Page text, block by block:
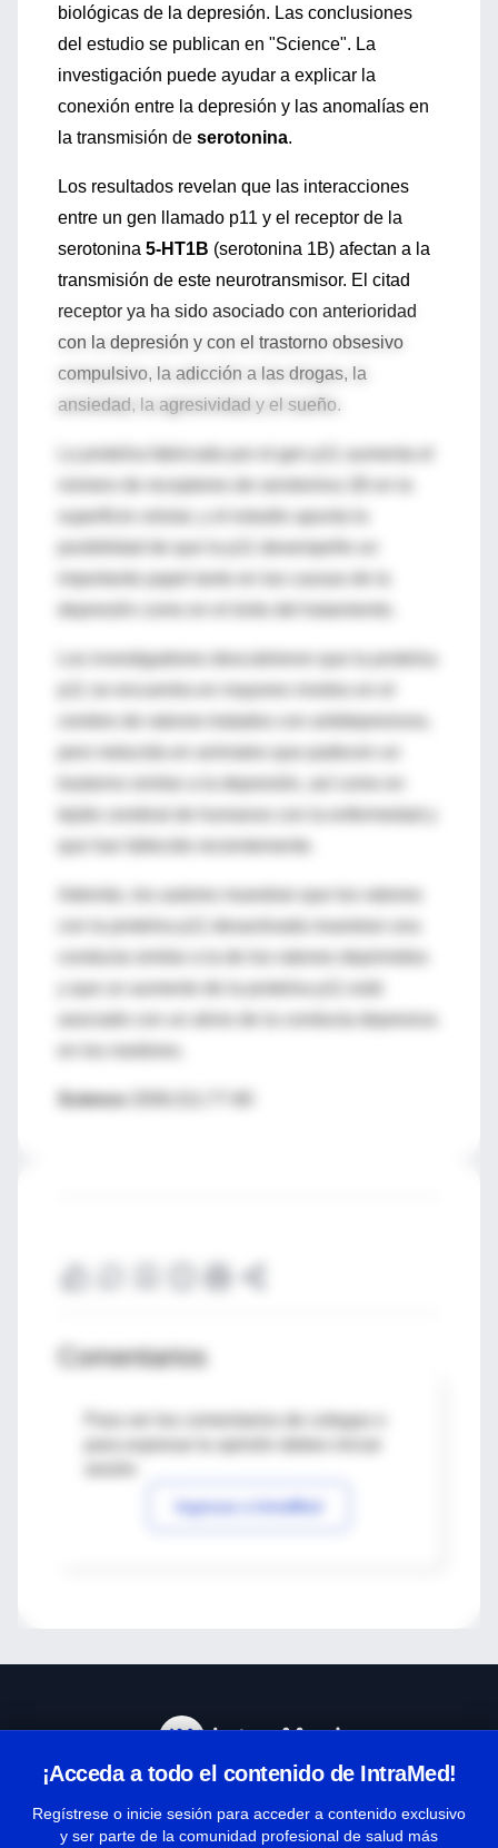
biológicas de la depresión. Las conclusiones
del estudio se publican en "Science". La
investigación puede ayudar a explicar la
conexión entre la depresión y las anomalías en
la transmisión de serotonina.
Los resultados revelan que las interacciones
entre un gen llamado p11 y el receptor de la
serotonina 5-HT1B (serotonina 1B) afectan a la
transmisión de este neurotransmisor. El citad
receptor ya ha sido asociado con anterioridad
con la depresión y con el trastorno obsesivo
compulsivo, la adicción a las drogas, la
ansiedad, la agresividad y el sueño.
La proteína fabricada por el gen p11 aumenta el
superficie celular, y el estudio apunta la
importante papel tanto en las causas de la
Los investigadores descubrieron que la proteína
p11 se encuentra en mayores niveles en el
Science
Comentarios
Para ver los comentarios de colegas o
Ingresar a IntraMed
¡Acceda a todo el contenido de IntraMed!
Regístrese o inicie sesión para acceder a contenido exclusivo
y ser parte de la comunidad profesional de salud más